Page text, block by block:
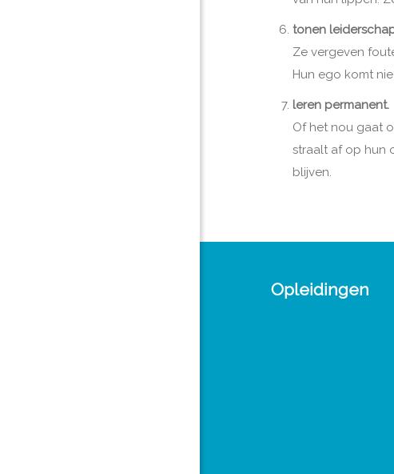
tonen
Ze vergeven
Hun ego komt
leren permanent.
Of het nou gaat
straalt af op hun
blijven.
Opleidingen